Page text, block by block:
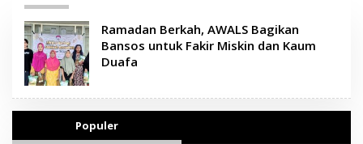
Ramadan Berkah, AWALS Bagikan
Bansos untuk Fakir Miskin dan Kaum
Duafa
Populer